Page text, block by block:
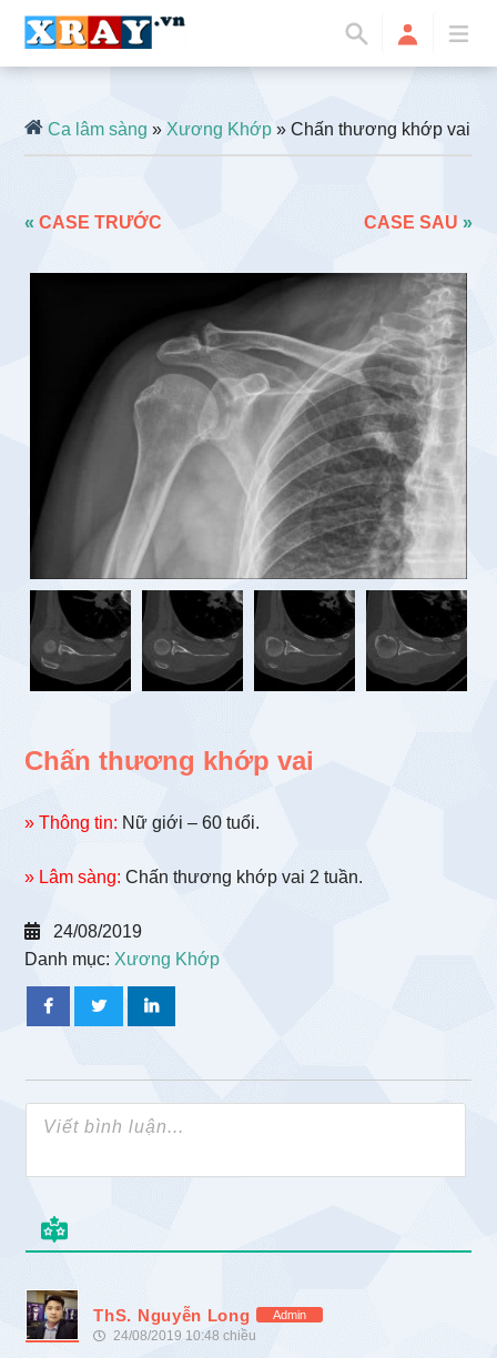
Ca lâm sàng »Xương Khớp » Chấn thương khớp vai
«CASE TRƯỚC CASE SAU »
Chấn thương khớp vai
» Thông tin: Nữ giới – 60 tuổi.
» Lâm sàng:Chấn thương khớp vai 2 tuần.
24/08/2019
Danh mục: Xương Khớp
ThS. Nguyễn Long Admin
24/08/2019 10:48 chiều